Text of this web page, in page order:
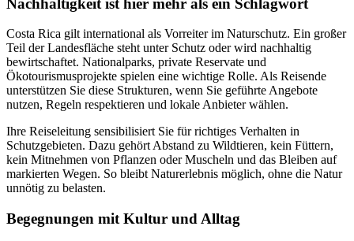
Costa Rica gilt international als Vorreiter im Naturschutz. Ein großer
Teil der Landesfläche steht unter Schutz oder wird nachhaltig
bewirtschaftet. Nationalparks, private Reservate und
Ökotourismusprojekte spielen eine wichtige Rolle. Als Reisende
unterstützen Sie diese Strukturen, wenn Sie geführte Angebote
nutzen, Regeln respektieren und lokale Anbieter wählen.
Ihre Reiseleitung sensibilisiert Sie für richtiges Verhalten in
Schutzgebieten. Dazu gehört Abstand zu Wildtieren, kein Füttern,
kein Mitnehmen von Pflanzen oder Muscheln und das Bleiben auf
markierten Wegen. So bleibt Naturerlebnis möglich, ohne die Natur
unnötig zu belasten.
Begegnungen mit Kultur und Alltag